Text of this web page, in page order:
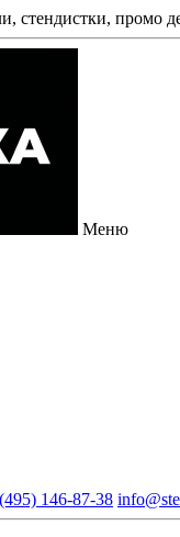
промо
Меню
146-87-38